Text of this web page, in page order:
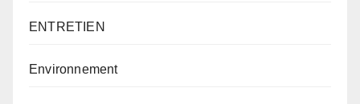
ENTRETIEN
Environnement